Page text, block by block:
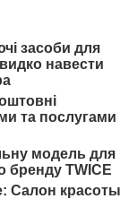
засоби для
навести
та послугами
модель для
бренду TWICE
Салон красоты